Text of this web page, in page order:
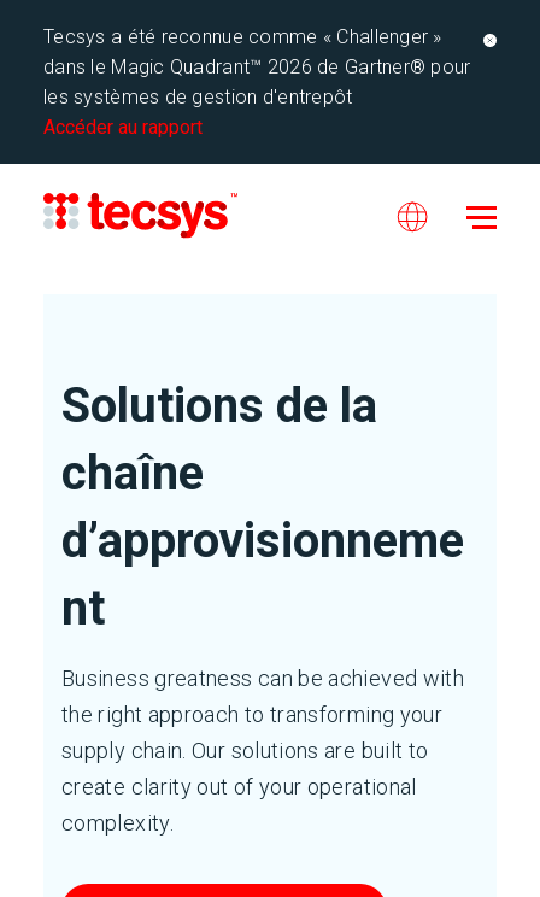
Tecsys a été reconnue comme « Challenger »
dans le Magic Quadrant™ 2026 de Gartner® pour
les systèmes de gestion d'entrepôt
Accéder au rapport
Solutions de la
chaîne
d’approvisionneme
nt
Business greatness can be achieved with
the right approach to transforming your
supply chain. Our solutions are built to
create clarity out of your operational
complexity.